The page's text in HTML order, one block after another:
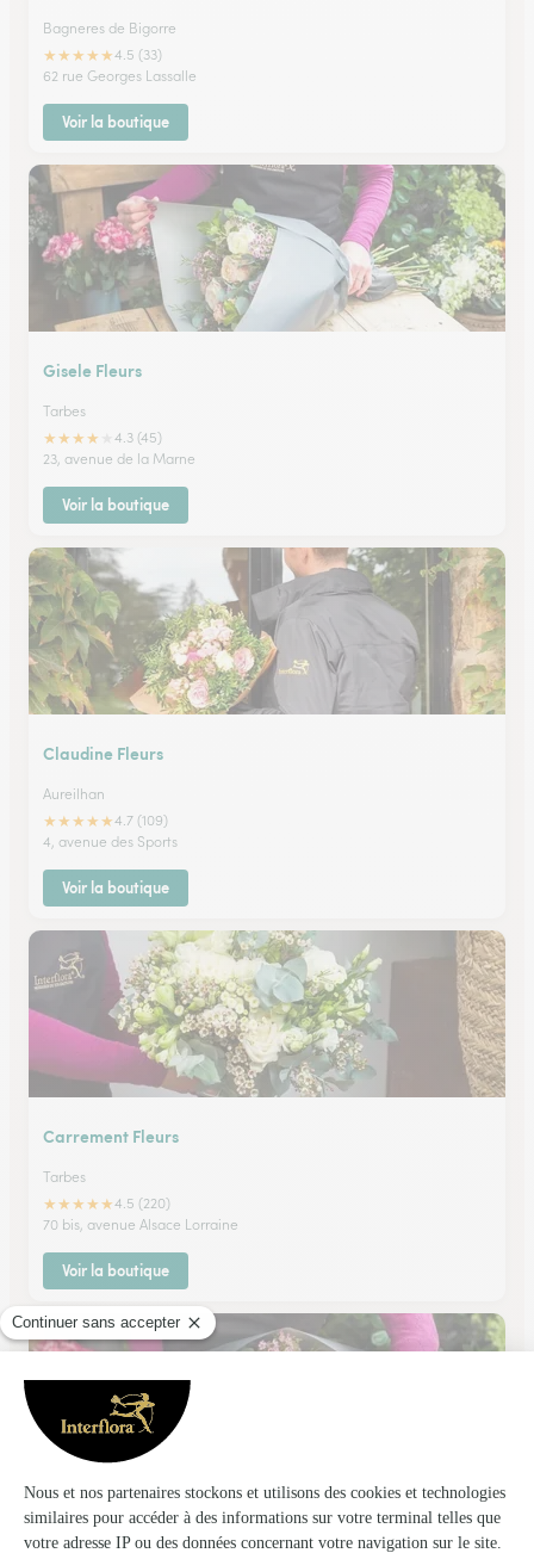
Bagneres de Bigorre
★★★★★4.5 (33)
62 rue Georges Lassalle
Voir la boutique
Gisele Fleurs
Tarbes
★★★★
4.3 (45)
23, avenue de la Marne
Voir la boutique
Claudine Fleurs
Aureilhan
★★★★★4.7 (109)
4, avenue des Sports
Voir la boutique
Carrement Fleurs
Tarbes
★★★★★4.5 (220)
70 bis, avenue Alsace Lorraine
Voir la boutique
Aure Fleurs